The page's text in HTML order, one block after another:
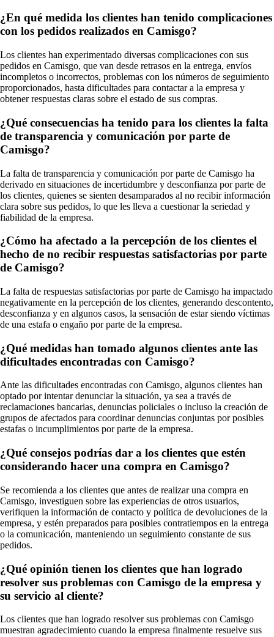
¿En qué medida los clientes han tenido complicaciones
con los pedidos realizados en Camisgo?
Los clientes han experimentado diversas complicaciones con sus
pedidos en Camisgo, que van desde retrasos en la entrega, envíos
incompletos o incorrectos, problemas con los números de seguimiento
proporcionados, hasta dificultades para contactar a la empresa y
obtener respuestas claras sobre el estado de sus compras.
¿Qué consecuencias ha tenido para los clientes la falta
de transparencia y comunicación por parte de
Camisgo?
La falta de transparencia y comunicación por parte de Camisgo ha
derivado en situaciones de incertidumbre y desconfianza por parte de
los clientes, quienes se sienten desamparados al no recibir información
clara sobre sus pedidos, lo que les lleva a cuestionar la seriedad y
fiabilidad de la empresa.
¿Cómo ha afectado a la percepción de los clientes el
hecho de no recibir respuestas satisfactorias por parte
de Camisgo?
La falta de respuestas satisfactorias por parte de Camisgo ha impactado
negativamente en la percepción de los clientes, generando descontento,
desconfianza y en algunos casos, la sensación de estar siendo víctimas
de una estafa o engaño por parte de la empresa.
¿Qué medidas han tomado algunos clientes ante las
dificultades encontradas con Camisgo?
Ante las dificultades encontradas con Camisgo, algunos clientes han
optado por intentar denunciar la situación, ya sea a través de
reclamaciones bancarias, denuncias policiales o incluso la creación de
grupos de afectados para coordinar denuncias conjuntas por posibles
estafas o incumplimientos por parte de la empresa.
¿Qué consejos podrías dar a los clientes que estén
considerando hacer una compra en Camisgo?
Se recomienda a los clientes que antes de realizar una compra en
Camisgo, investiguen sobre las experiencias de otros usuarios,
verifiquen la información de contacto y política de devoluciones de la
empresa, y estén preparados para posibles contratiempos en la entrega
o la comunicación, manteniendo un seguimiento constante de sus
pedidos.
¿Qué opinión tienen los clientes que han logrado
resolver sus problemas con Camisgo de la empresa y
su servicio al cliente?
Los clientes que han logrado resolver sus problemas con Camisgo
muestran agradecimiento cuando la empresa finalmente resuelve sus